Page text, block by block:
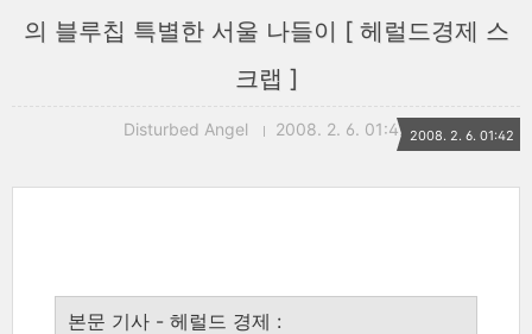
의 블루칩 특별한 서울 나들이 [ 헤럴드경제 스
크랩 ]
Disturbed Angel 2008. 2. 6. 01:42 2008. 2. 6. 01:42
본문 기사 - 헤럴드 경제 :